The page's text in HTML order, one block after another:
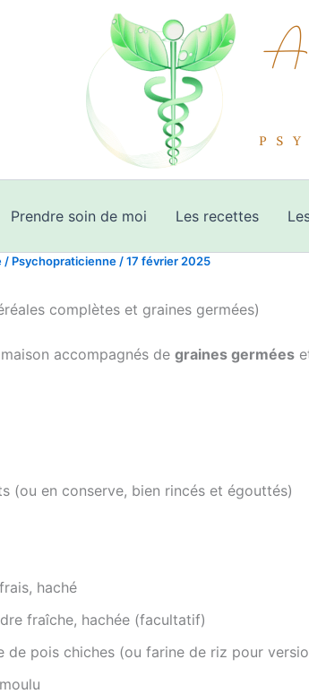
Prendre soin de moi Les recettes
/ Psychopraticienne /17 février 2025
complètes et graines germées)
maison accompagnés de graines germées
(ou en conserve, bien rincés et égouttés)
haché
fraîche, hachée (facultatif)
de pois chiches (ou farine de riz pour